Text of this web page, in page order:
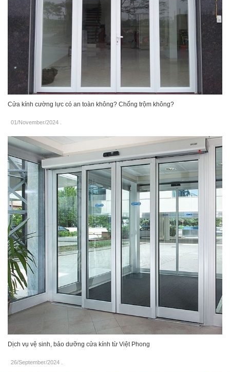
Cửa kính cường lực có an toàn không? Chống trộm không?
01/November/2024
Dịch vụ vệ sinh, bảo dưỡng cửa kính từ Việt Phong
26/September/2024